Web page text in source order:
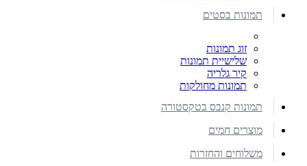
תמונות בסטים
זוג תמונות
שלישיית תמונות
קיר גלריה
תמונות מחולקות
תמונות קנבס בטקסטורה
מוצרים חמים
משלוחים והחזרות